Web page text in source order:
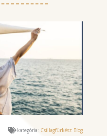
kategória: Csillagfürkész Blog